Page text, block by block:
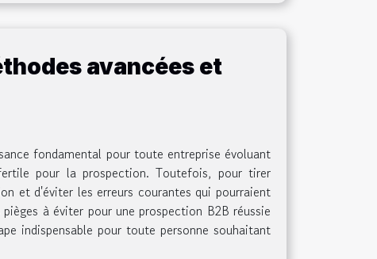
avancées et
fondamental pour toute entreprise évoluant
pour la prospection. Toutefois, pour tirer
et d'éviter les erreurs courantes qui pourraient
à éviter pour une prospection B2B réussie
indispensable pour toute personne souhaitant